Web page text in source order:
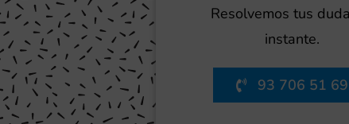
Resolvemos tus
instante.
93 706 51 69